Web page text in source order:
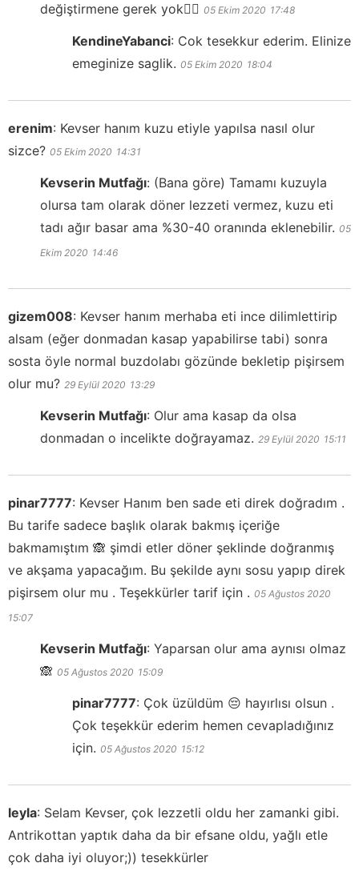
değiştirmene gerek yok👍🏻 05 Ekim 2020 17:48
KendineYabanci: Cok tesekkur ederim. Elinize
emeginize saglik. 05 Ekim 2020 18:04
erenim: Kevser hanım kuzu etiyle yapılsa nasıl olur
sizce? 05 Ekim 2020 14:31
Kevserin Mutfağı: (Bana göre) Tamamı kuzuyla
olursa tam olarak döner lezzeti vermez, kuzu eti
tadı ağır basar ama %30-40 oranında eklenebilir. 05
Ekim 2020 14:46
gizem008: Kevser hanım merhaba eti ince dilimlettirip
alsam (eğer donmadan kasap yapabilirse tabi) sonra
sosta öyle normal buzdolabı gözünde bekletip pişirsem
olur mu? 29 Eylül 2020 13:29
Kevserin Mutfağı: Olur ama kasap da olsa
donmadan o incelikte doğrayamaz. 29 Eylül 2020 15:11
pinar7777: Kevser Hanım ben sade eti direk doğradım .
Bu tarife sadece başlık olarak bakmış içeriğe
bakmamıştım 🙈 şimdi etler döner şeklinde doğranmış
ve akşama yapacağım. Bu şekilde aynı sosu yapıp direk
pişirsem olur mu . Teşekkürler tarif için . 05 Ağustos 2020
15:07
Kevserin Mutfağı: Yaparsan olur ama aynısı olmaz
🙈 05 Ağustos 2020 15:09
pinar7777: Çok üzüldüm 😔 hayırlısı olsun .
Çok teşekkür ederim hemen cevapladığınız
için. 05 Ağustos 2020 15:12
leyla: Selam Kevser, çok lezzetli oldu her zamanki gibi.
Antrikottan yaptık daha da bir efsane oldu, yağlı etle
çok daha iyi oluyor;)) tesekkürler